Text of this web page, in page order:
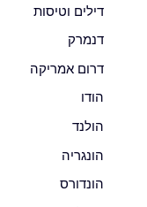
דילים וטיסות
דנמרק
דרום אמריקה
הודו
הולנד
הונגריה
הונדורס